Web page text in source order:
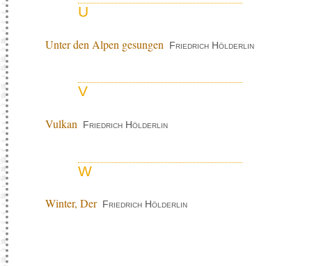
U
Unter den Alpen gesungen Friedrich Hölderlin
V
Vulkan Friedrich Hölderlin
W
Winter, Der Friedrich Hölderlin